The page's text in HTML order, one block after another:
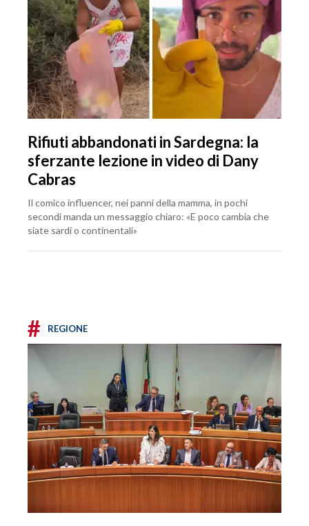
Rifiuti abbandonati in Sardegna: la
sferzante lezione in video di Dany
Cabras
Il comico influencer, nei panni della mamma, in pochi
secondi manda un messaggio chiaro: «E poco cambia che
siate sardi o continentali»
# REGIONE